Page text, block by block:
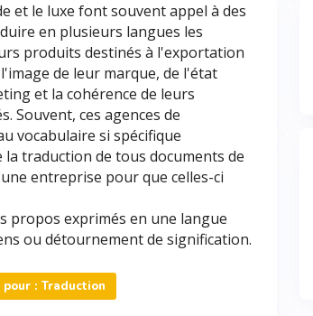
et le luxe font souvent appel à des
en plusieurs langues les
produits destinés à l'exportation
de leur marque, de l'état
et la cohérence de leurs
Souvent, ces agences de
vocabulaire si spécifique
traduction de tous documents de
entreprise pour que celles-ci
propos exprimés en une langue
ou détournement de signification.
: Traduction